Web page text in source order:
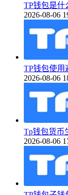
TP钱包是什
2026-08-06
TP钱包使用
2026-08-06
Tp钱包货币
2026-08-06